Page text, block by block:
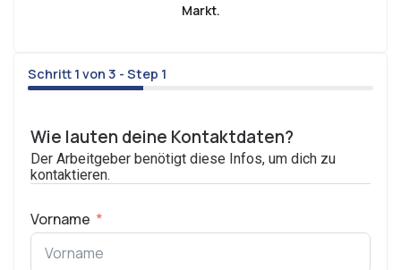
Schritt 1 von 3 - Step 1
33%
Wie lauten deine Kontaktdaten?
Der Arbeitgeber benötigt diese Infos, um dich zu
kontaktieren.
Vorname
Markt.